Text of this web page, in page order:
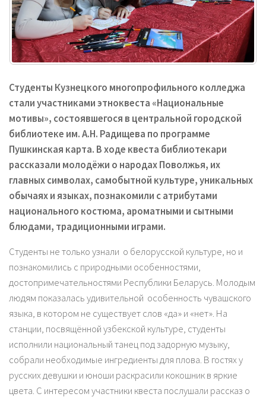
Студенты Кузнецкого многопрофильного колледжа
стали участниками этноквеста «Национальные
мотивы», состоявшегося в центральной городской
библиотеке им. А.Н. Радищева по программе
Пушкинская карта. В ходе квеста библиотекари
рассказали молодёжи о народах Поволжья, их
главных символах, самобытной культуре, уникальных
обычаях и языках, познакомили с атрибутами
национального костюма, ароматными и сытными
блюдами, традиционными играми.
Студенты не только узнали о белорусской культуре, но и
познакомились с природными особенностями,
достопримечательностями Республики Беларусь. Молодым
людям показалась удивительной особенность чувашского
языка, в котором не существует слов «да» и «нет». На
станции, посвящённой узбекской культуре, студенты
исполнили национальный танец под задорную музыку,
собрали необходимые ингредиенты для плова. В гостях у
русских девушки и юноши раскрасили кокошник в яркие
цвета. С интересом участники квеста послушали рассказ о